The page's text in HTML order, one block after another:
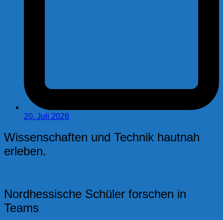
20. Juli 2026
Wissenschaften und Technik hautnah
erleben.
Nordhessische Schüler forschen in
Teams